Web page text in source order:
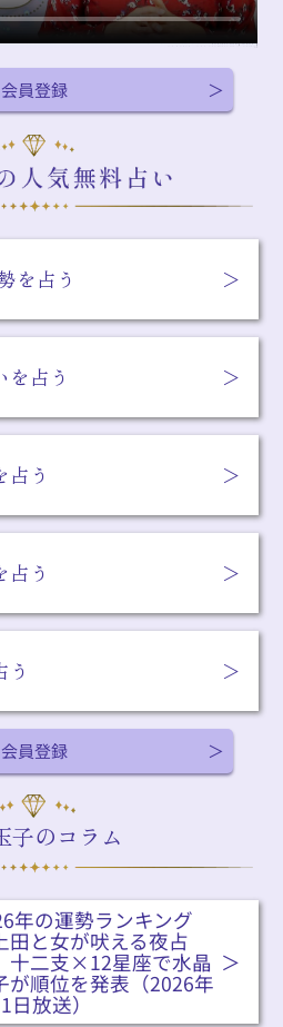
会員登録
を占う
を占う
占う
占う
う
会員登録
子のコラム
年の運勢ランキング
田と女が吠える夜占
十二支×12星座で水晶
が順位を発表（2026年
日放送）